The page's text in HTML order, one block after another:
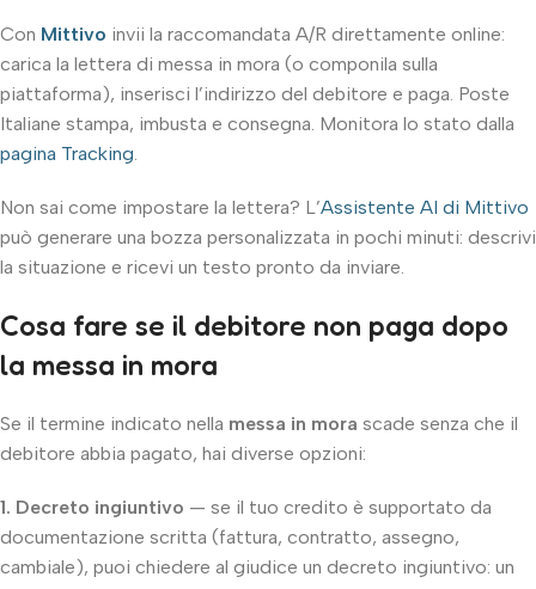
Con Mittivo invii la raccomandata A/R direttamente online:
carica la lettera di messa in mora (o componila sulla
piattaforma), inserisci l’indirizzo del debitore e paga. Poste
Italiane stampa, imbusta e consegna. Monitora lo stato dalla
pagina Tracking.
Non sai come impostare la lettera? L’Assistente AI di Mittivo
può generare una bozza personalizzata in pochi minuti: descrivi
la situazione e ricevi un testo pronto da inviare.
Cosa fare se il debitore non paga dopo
la messa in mora
Se il termine indicato nella messa in mora scade senza che il
debitore abbia pagato, hai diverse opzioni:
1. Decreto ingiuntivo — se il tuo credito è supportato da
documentazione scritta (fattura, contratto, assegno,
cambiale), puoi chiedere al giudice un decreto ingiuntivo: un